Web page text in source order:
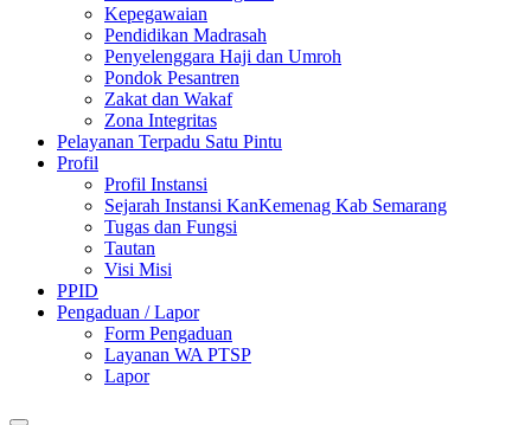
Kepegawaian
Pendidikan Madrasah
Penyelenggara Haji dan Umroh
Pondok Pesantren
Zakat dan Wakaf
Zona Integritas
Pelayanan Terpadu Satu Pintu
Profil
Profil Instansi
Sejarah Instansi KanKemenag Kab Semarang
Tugas dan Fungsi
Tautan
Visi Misi
PPID
Pengaduan / Lapor
Form Pengaduan
Layanan WA PTSP
Lapor